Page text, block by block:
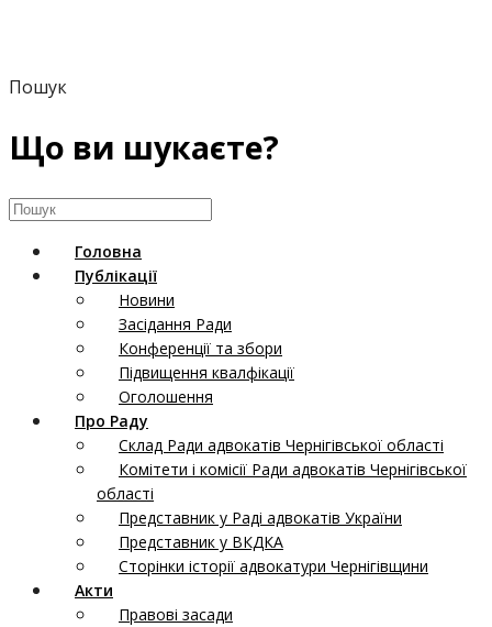
Пошук
Що ви шукаєте?
Головна
Публікації
Новини
Засідання Ради
Конференції та збори
Підвищення квалфікації
Оголошення
Про Раду
Склад Ради адвокатів Чернігівської області
Комітети і комісії Ради адвокатів Чернігівської
області
Представник у Раді адвокатів України
Представник у ВКДКА
Сторінки історії адвокатури Чернігівщини
Акти
Правові засади